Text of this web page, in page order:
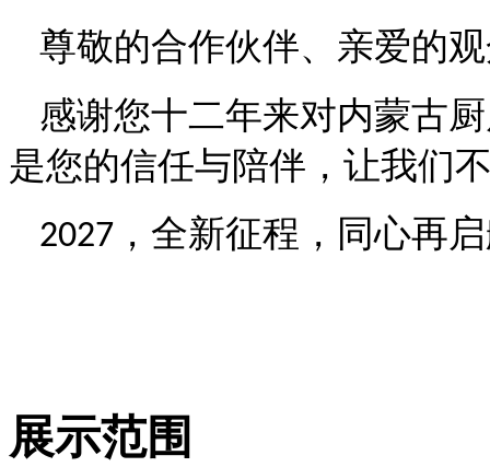
尊敬的合作伙伴、亲爱的
感谢您十二年来对内蒙古
是您的信任与陪伴，让我们
2027， 全新征程，同心再
展示范围